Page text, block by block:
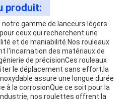
produit:
gamme de lanceurs légers
ceux qui recherchent une
et de maniabilité.Nos rouleaux
l'incarnation des matériaux de
de précisionCes rouleaux
le déplacement sans effort,la
assure une longue durée
à la corrosionQue ce soit pour la
nos roulettes offrent la